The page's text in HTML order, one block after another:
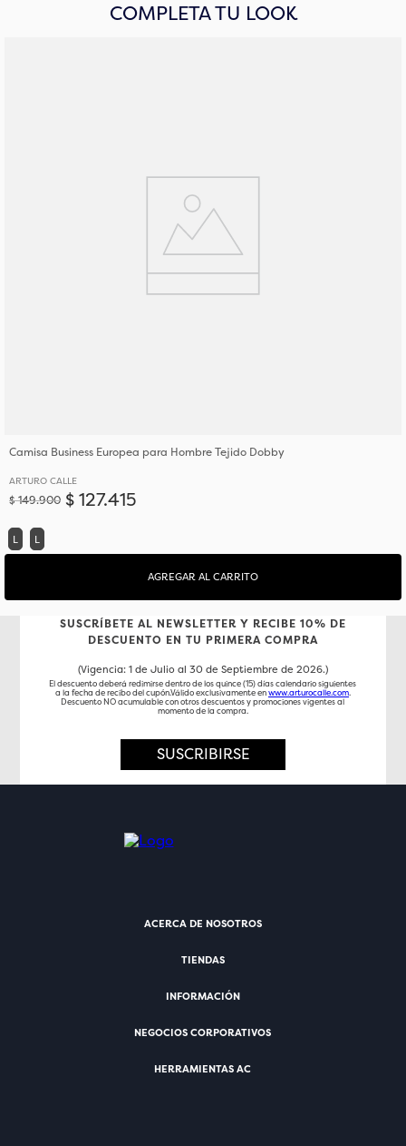
COMPLETA TU LOOK
Camisa Business Europea para Hombre Tejido Dobby
ARTURO CALLE
$149.900 $ 127.415
L L
AGREGAR AL CARRITO
SUSCRÍBETE AL NEWSLETTER Y RECIBE 10% DE
DESCUENTO EN TU PRIMERA COMPRA
(Vigencia: 1 de Julio al 30 de Septiembre de 2026.)
El descuento deberá redimirse dentro de los quince (15) días calendario siguientes
a la fecha de recibo del cupón.Válido exclusivamente enwww.arturocalle.com.
Descuento NO acumulable con otros descuentos y promociones vigentes al
momento de la compra.
SUSCRIBIRSE
ACERCA DE NOSOTROS
TIENDAS
INFORMACIÓN
NEGOCIOS CORPORATIVOS
HERRAMIENTAS AC